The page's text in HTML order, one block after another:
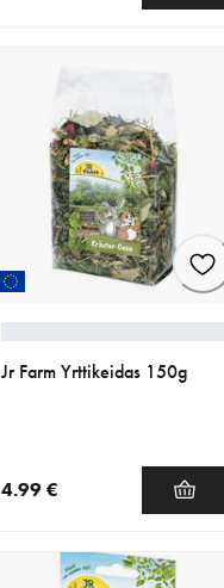
Jr Farm Yrttikeidas 150g
4.99 €